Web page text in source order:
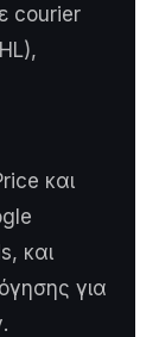
courier
και
και
για